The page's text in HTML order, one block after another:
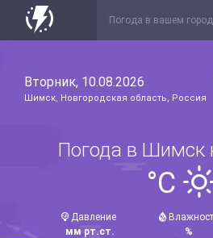
Вторник, 10.08.2026
Шимск, Новгородская область, Россия
Погода в Шимск
°C
Давление
мм рт.ст.
%